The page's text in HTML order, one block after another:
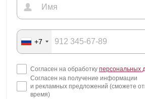
+7
Согласен на обработку персональных
Согласен на получение информации
и рекламных предложений (сможете
время)